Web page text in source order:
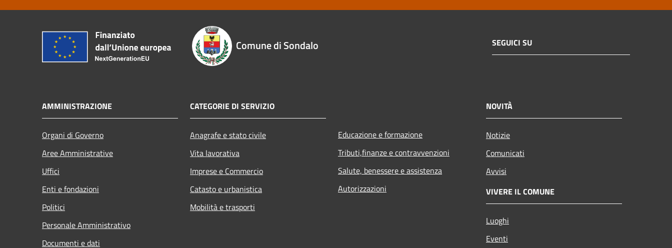
Comune di Sondalo SEGUICI SU
AMMINISTRAZIONE
Organi di Governo
Aree Amministrative
Uffici
Enti e fondazioni
Politici
Personale Amministrativo
Documenti e dati
CATEGORIE DI SERVIZIO
Anagrafe e stato civile
Vita lavorativa
Imprese e Commercio
Catasto e urbanistica
Mobilità e trasporti
Educazione e formazione
Tributi,finanze e contravvenzioni
Salute, benessere e assistenza
Autorizzazioni
NOVITÀ
Notizie
Comunicati
Avvisi
VIVERE IL COMUNE
Luoghi
Eventi